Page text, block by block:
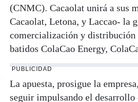
(CNMC). Cacaolat unirá a sus
Cacaolat, Letona, y Laccao- la
comercialización y distribución
batidos ColaCao Energy,
PUBLICIDAD
La apuesta, prosigue la
seguir impulsando el desarrollo